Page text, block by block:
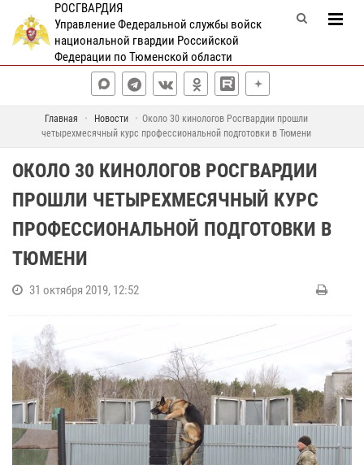
РОСГВАРДИЯ
Управление Федеральной службы войск
национальной гвардии Российской
Федерации по Тюменской области
Главная Новости
Около 30 кинологов Росгвардии прошли
четырехмесячный курс профессиональной подготовки в Тюмени
ОКОЛО 30 КИНОЛОГОВ РОСГВАРДИИ
ПРОШЛИ ЧЕТЫРЕХМЕСЯЧНЫЙ КУРС
ПРОФЕССИОНАЛЬНОЙ ПОДГОТОВКИ В
ТЮМЕНИ
31 октября 2019, 12:52